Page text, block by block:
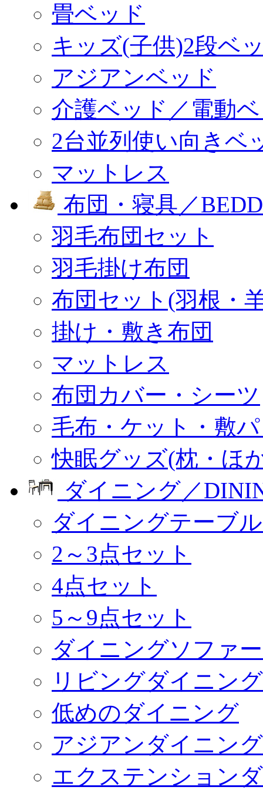
畳ベッド
キッズ(子供)2段ベ
アジアンベッド
介護ベッド／電動
2台並列使い向きベ
マットレス
布団・寝具／
羽毛布団セット
羽毛掛け布団
布団セット(羽根・
掛け・敷き布団
マットレス
布団カバー・シーツ
毛布・ケット・敷
快眠グッズ(枕・ほ
ダイニング／
ダイニングテーブ
2～3点セット
4点セット
5～9点セット
ダイニングソファ
リビングダイニン
低めのダイニング
アジアンダイニング
エクステンション